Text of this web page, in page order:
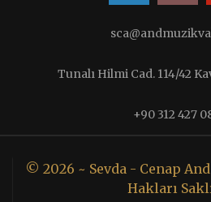
Tunalı Hilmi Cad. 114/42
+90 312 427
© 2026 ~ Sevda - Cenap
Hakları